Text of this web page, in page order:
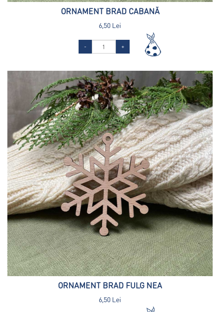
ORNAMENT BRAD CABANĂ
6,50 Lei
- +
ORNAMENT BRAD FULG NEA
6,50 Lei